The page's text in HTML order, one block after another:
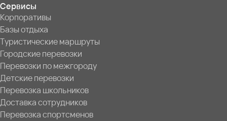
Сервисы
Корпоративы
Базы отдыха
Туристические маршруты
Городские перевозки
Перевозки по межгороду
Детские перевозки
Перевозка школьников
Доставка сотрудников
Перевозка спортсменов